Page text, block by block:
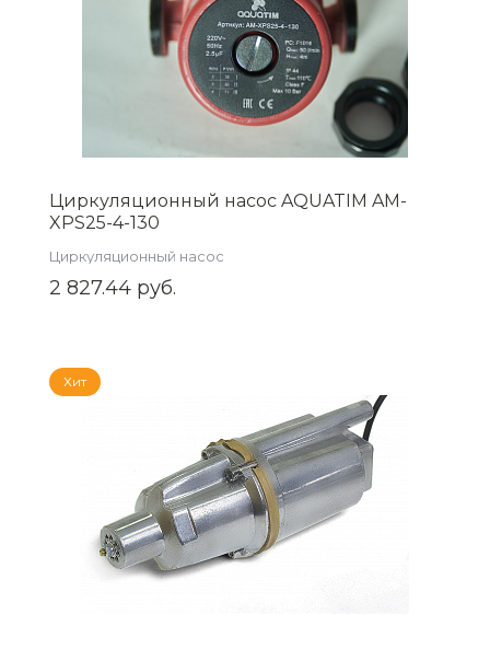
Циркуляционный насос AQUATIM AM-
XPS25-4-130
Циркуляционный насос
2 827.44 руб.
Хит